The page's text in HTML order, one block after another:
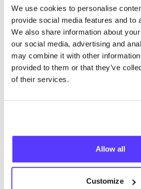
We use cookies to personalise
provide social media features and to
We also share information about
our social media, advertising and
may combine it with other information
provided to them or that they’ve
of their services.
Allow all
Customize
Kringwinkel ViTeS
Kleding Schoenen +4